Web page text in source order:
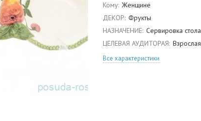
Кому: Женщине
ДЕКОР: Фрукты
НАЗНАЧЕНИЕ: Сервировка стола
ЦЕЛЕВАЯ АУДИТОРАЯ: Взрослая
Все характеристики